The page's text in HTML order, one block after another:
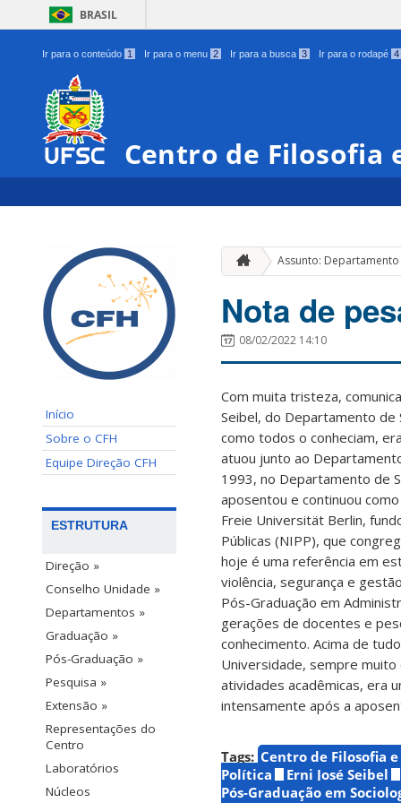
BRASIL
Ir para o conteúdo 1 Ir para o menu 2 Ir para a busca 3 Ir para o rodapé 4
Centro de Filosofia
Início
Sobre o CFH
Equipe Direção CFH
ESTRUTURA
Direção »
Conselho Unidade »
Departamentos »
Graduação »
Pós-Graduação »
Pesquisa »
Extensão »
Representações do
Centro
Laboratórios
Núcleos
Assunto:
Nota de
08/02/2022 14:10
Com muita tristeza,
Seibel, do Departamento de
como todos o conheciam,
atuou junto ao
1993, no Departamento de
aposentou e continuou
Freie Universität Berlin,
Públicas (NIPP), que
hoje é uma referência em
violência, segurança e
Pós-Graduação em
gerações de docentes e
conhecimento. Acima de
Universidade, sempre muito
atividades acadêmicas, era
intensamente após a
Tags: Centro de Filosofia
Política
Erni José Seibel
Pós-Graduação em